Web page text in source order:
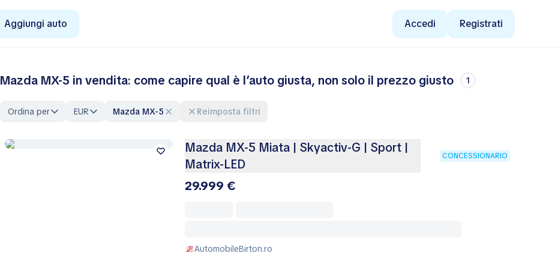
Aggiungi auto Accedi Registrati
Mazda MX-5 in vendita: come capire qual è l’auto giusta, non solo il prezzo giusto 1
Ordina per EUR Mazda MX-5 Reimposta filtri
Mazda MX-5 Miata | Skyactiv-G | Sport |
Matrix-LED
CONCESSIONARIO
29.999 €
AutomobileBirton.ro